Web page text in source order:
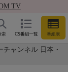
TV
CS番組一覧 番組表
索
ャンネル 日本・